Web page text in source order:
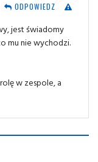
ODPOWIEDZ
jest świadomy
mu nie wychodzi.
w zespole, a